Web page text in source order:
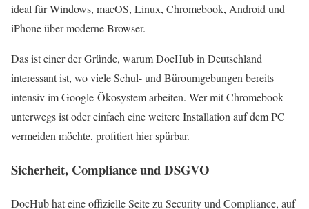
ideal für Windows, macOS, Linux, Chromebook, Android und
iPhone über moderne Browser.
Das ist einer der Gründe, warum DocHub in Deutschland
interessant ist, wo viele Schul- und Büroumgebungen bereits
intensiv im Google-Ökosystem arbeiten. Wer mit Chromebook
unterwegs ist oder einfach eine weitere Installation auf dem PC
vermeiden möchte, profitiert hier spürbar.
Sicherheit, Compliance und DSGVO
DocHub hat eine offizielle Seite zu Security und Compliance, auf